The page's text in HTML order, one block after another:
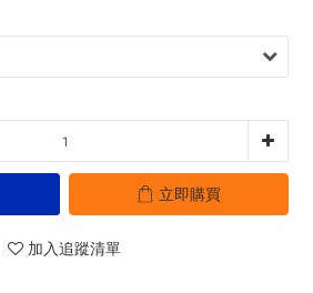
立即購買
加入追蹤清單